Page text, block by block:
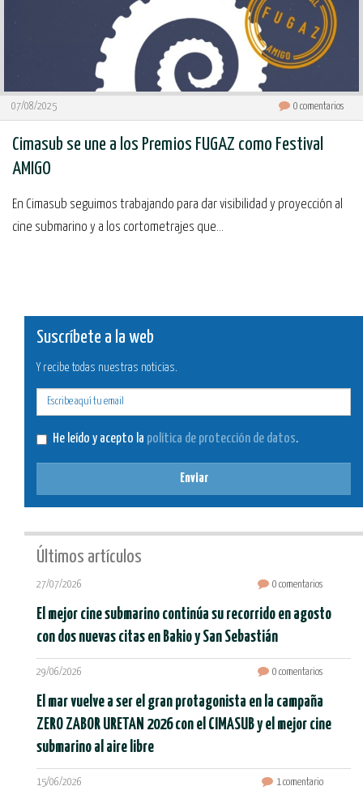
07/08/2025 0 comentarios
Cimasub se une a los Premios FUGAZ como Festival
AMIGO
En Cimasub seguimos trabajando para dar visibilidad y proyección al
cine submarino y a los cortometrajes que...
Suscríbete a la web
Y recibe todas nuestras noticias.
He leído y acepto la política de protección de datos.
Enviar
Últimos artículos
27/07/2026 0 comentarios
El mejor cine submarino continúa su recorrido en agosto
con dos nuevas citas en Bakio y San Sebastián
29/06/2026 0 comentarios
El mar vuelve a ser el gran protagonista en la campaña
ZERO ZABOR URETAN 2026 con el CIMASUB y el mejor cine
submarino al aire libre
15/06/2026 1 comentario